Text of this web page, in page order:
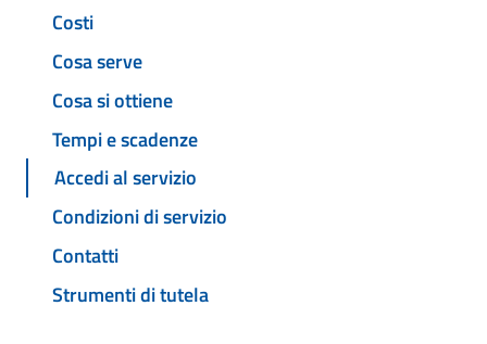
Costi
Cosa serve
Cosa si ottiene
Tempi e scadenze
Accedi al servizio
Condizioni di servizio
Contatti
Strumenti di tutela